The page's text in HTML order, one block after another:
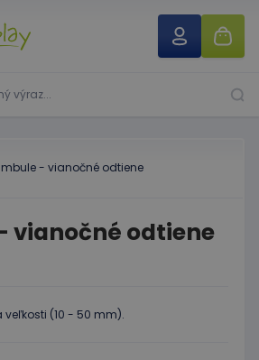
vianočné odtiene
veľkosti (10 - 50 mm).